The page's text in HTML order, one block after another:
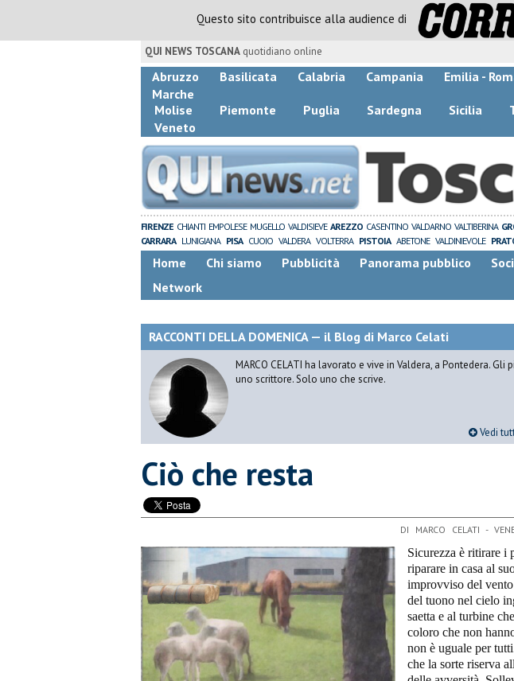
Questo sito contribuisce alla audience di
QUI NEWS TOSCANA quotidiano online
Abruzzo Basilicata Calabria Campania Emilia -
Marche
Molise
Piemonte Puglia Sardegna Sicilia
Veneto
FIRENZE CHIANTI EMPOLESE MUGELLO VALDISIEVE AREZZO CASENTINO VALDARNO VALTIBERINA
CARRARA LUNIGIANA PISA CUOIO VALDERA VOLTERRA PISTOIA ABETONE VALDINIEVOLE
Home Chi siamo Pubblicità Panorama pubblico
Network
RACCONTI DELLA DOMENICA — il Blog di Marco Celati
MARCO CELATI ha lavorato e vive in Valdera, a Pontedera. Gli
uno scrittore. Solo uno che scrive.
Vedi
Ciò che resta
DI MARCO CELATI -
Sicurezza è ritirare i
riparare in casa al
improvviso del
del tuono nel cielo
saetta e al turbine
coloro che non
non è uguale per
che la sorte riserva